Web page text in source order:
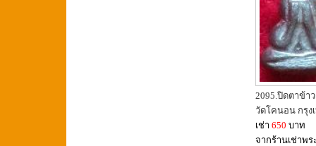
2095.ปิดตาข้า
วัดโคนอน กรุง
เช่า 650 บาท
จากร้านเช่าพ